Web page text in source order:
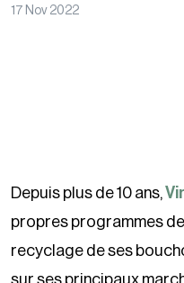
17 Nov 2022
Depuis plus de 10 ans,
propres programmes
recyclage de ses
sur ses principaux